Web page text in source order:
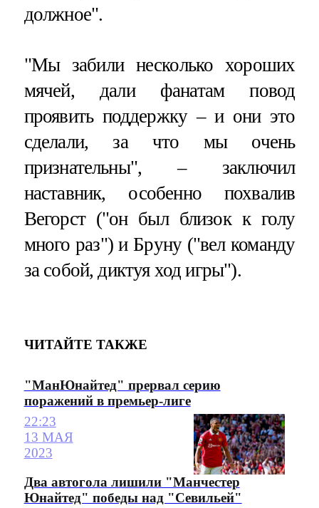
должное".
"Мы забили несколько хороших
мячей, дали фанатам повод
проявить поддержку – и они это
сделали, за что мы очень
признательны", – заключил
наставник, особенно похвалив
Вегорст ("он был близок к голу
много раз") и Бруну ("вел команду
за собой, диктуя ход игры").
ЧИТАЙТЕ ТАКЖЕ
"МанЮнайтед" прервал серию
поражений в премьер-лиге
22:23
13 МАЯ
2023
Два автогола лишили "Манчестер
Юнайтед" победы над "Севильей"